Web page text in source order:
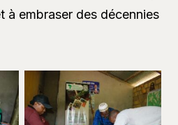
à embraser des décennies
Aucune légende